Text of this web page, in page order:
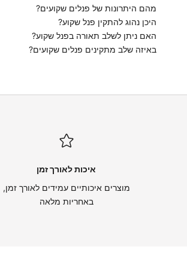
מהם היתרונות של פנלים שקועים?
היכן נהוג להתקין פנל שקוע?
האם ניתן לשלב תאורה בפנל שקוע?
באיזה שלב מתקינים פנלים שקועים?
איכות לאורך זמן
מוצרים איכותיים עמידים לאורך זמן,
באחריות מלאה